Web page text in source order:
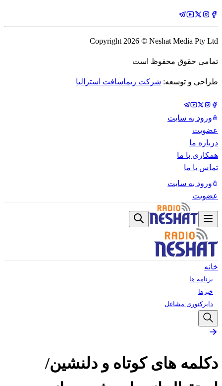
Copyright 2026 © Neshat Media Pty Ltd
تمامی حقوق محفوظ است
طراحی و توسعه: شرکت ریماسافت استرالیا
ورود به سایت
عضویت
درباره ما
همکاری با ما
تماس با ما
ورود به سایت
عضویت
خانه
برنامه ها
خبرها
دایرکتوری مشاغل
دکلمه های کوتاه و دلنشین/